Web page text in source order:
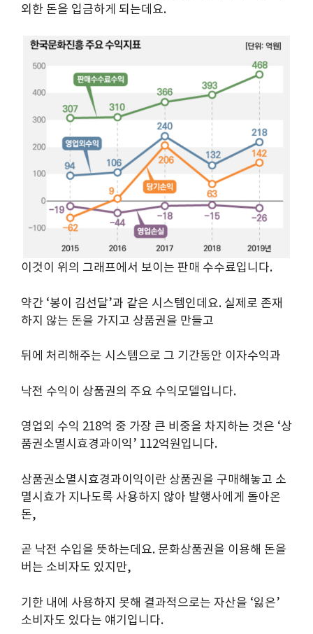
외한 돈을 입금하게 되는데요.
이것이 위의 그래프에서 보이는 판매 수수료입니다.
약간 ‘봉이 김선달’과 같은 시스템인데요. 실제로 존재
하지 않는 돈을 가지고 상품권을 만들고
뒤에 처리해주는 시스템으로 그 기간동안 이자수익과
낙전 수익이 상품권의 주요 수익모델입니다.
영업외 수익 218억 중 가장 큰 비중을 차지하는 것은 ‘상
품권소멸시효경과이익’ 112억원입니다.
상품권소멸시효경과이익이란 상품권을 구매해놓고 소
멸시효가 지나도록 사용하지 않아 발행사에게 돌아온
돈,
곧 낙전 수입을 뜻하는데요. 문화상품권을 이용해 돈을
버는 소비자도 있지만,
기한 내에 사용하지 못해 결과적으로는 자산을 ‘잃은’
소비자도 있다는 얘기입니다.